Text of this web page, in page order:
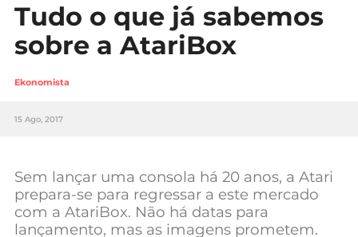
Carreira
Tecnologia
Negócios
Tudo o que já sabemos
sobre a AtariBox
Ekonomista
15 Ago, 2017
Sem lançar uma consola há 20 anos, a Atari
prepara-se para regressar a este mercado
com a AtariBox. Não há datas para
lançamento, mas as imagens prometem.